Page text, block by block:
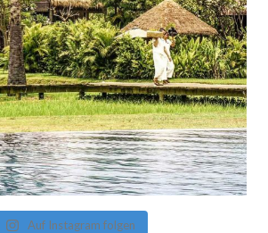
Auf Instagram folgen